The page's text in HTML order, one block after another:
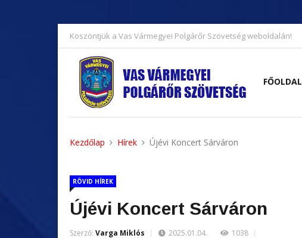
Köszöntjük a Vas Vármegyei Polgárőr Szövetség weboldalán!
FŐOLDAL
Kezdőlap Hírek Újévi Koncert Sárváron
RÖVID HÍREK
Újévi Koncert Sárváron
Szerző: Varga Miklós 2025.01.04. 1038